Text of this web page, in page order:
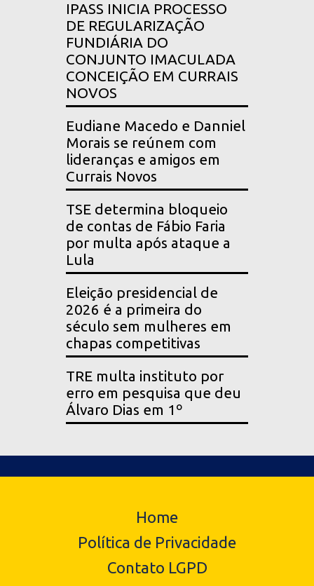
IPASS INICIA PROCESSO
DE REGULARIZAÇÃO
FUNDIÁRIA DO
CONJUNTO IMACULADA
CONCEIÇÃO EM CURRAIS
NOVOS
Eudiane Macedo e Danniel
Morais se reúnem com
lideranças e amigos em
Currais Novos
TSE determina bloqueio
de contas de Fábio Faria
por multa após ataque a
Lula
Eleição presidencial de
2026 é a primeira do
século sem mulheres em
chapas competitivas
TRE multa instituto por
erro em pesquisa que deu
Álvaro Dias em 1º
Home
Política de Privacidade
Contato LGPD